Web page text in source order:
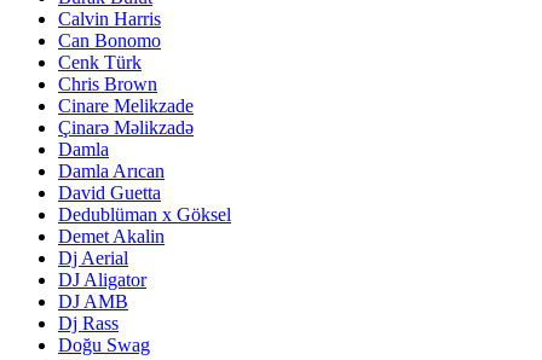
Calvin Harris
Can Bonomo
Cenk Türk
Chris Brown
Cinare Melikzade
Çinarə Məlikzadə
Damla
Damla Arıcan
David Guetta
Dedublüman x Göksel
Demet Akalin
Dj Aerial
DJ Aligator
DJ AMB
Dj Rass
Doğu Swag